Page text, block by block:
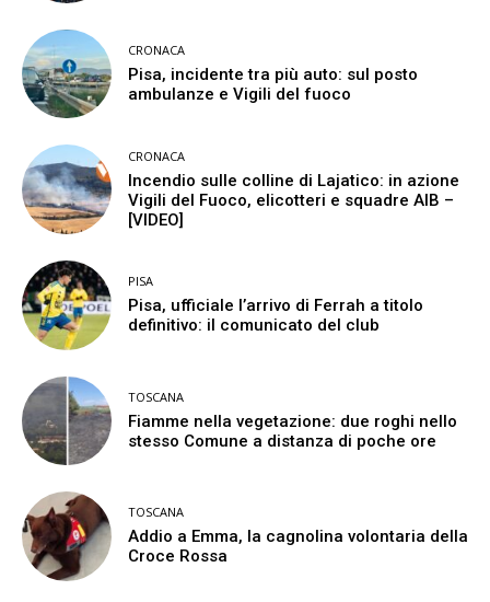
CRONACA
Pisa, incidente tra più auto: sul posto
ambulanze e Vigili del fuoco
CRONACA
Incendio sulle colline di Lajatico: in azione
Vigili del Fuoco, elicotteri e squadre AIB –
[VIDEO]
PISA
Pisa, ufficiale l’arrivo di Ferrah a titolo
definitivo: il comunicato del club
TOSCANA
Fiamme nella vegetazione: due roghi nello
stesso Comune a distanza di poche ore
TOSCANA
Addio a Emma, la cagnolina volontaria della
Croce Rossa